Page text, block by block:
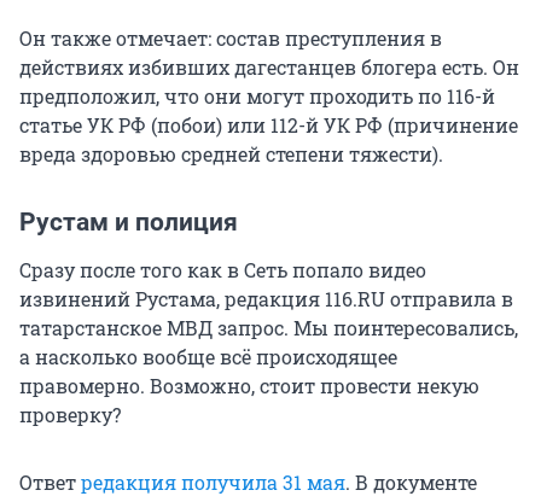
Он также отмечает: состав преступления в
действиях избивших дагестанцев блогера есть. Он
предположил, что они могут проходить по 116-й
статье УК РФ (побои) или 112-й УК РФ (причинение
вреда здоровью средней степени тяжести).
Рустам и полиция
Сразу после того как в Сеть попало видео
извинений Рустама, редакция 116.RU отправила в
татарстанское МВД запрос. Мы поинтересовались,
а насколько вообще всё происходящее
правомерно. Возможно, стоит провести некую
проверку?
Ответредакция получила 31 мая. В документе